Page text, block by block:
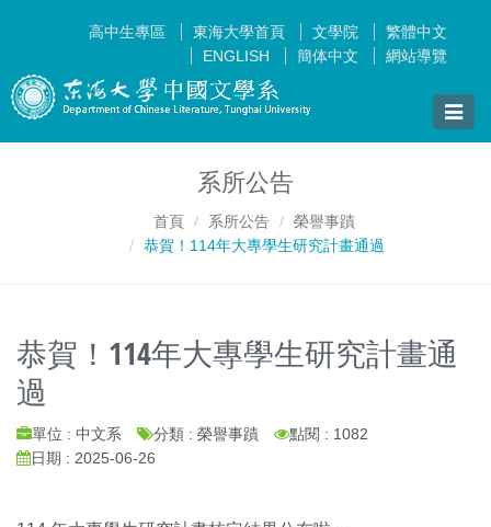
高中生專區 東海大學首頁 文學院
繁體中文
ENGLISH
簡体中文 網站導覽
Toggle
系所公告
首頁 系所公告
榮譽事蹟
恭賀！114年大專學生研究計畫通過
恭賀！114年大專學生研究計畫通
過
單位 : 中文系 分類 : 榮譽事蹟
點閱 : 1082
日期 : 2025-06-26